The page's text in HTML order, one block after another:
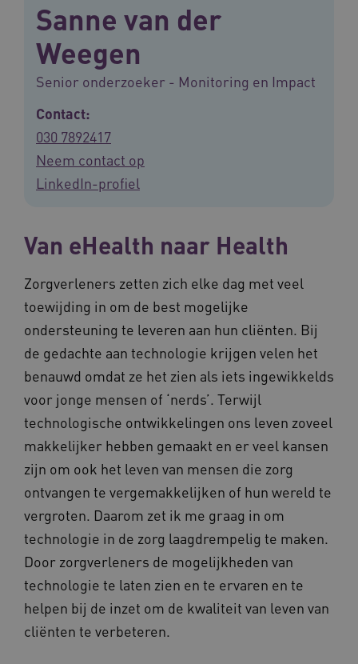
Sanne van der
Weegen
Senior onderzoeker - Monitoring en Impact
Contact:
030 7892417
Neem contact op
LinkedIn-profiel
Van eHealth naar Health
Zorgverleners zetten zich elke dag met veel
toewijding in om de best mogelijke
ondersteuning te leveren aan hun cliënten. Bij
de gedachte aan technologie krijgen velen het
benauwd omdat ze het zien als iets ingewikkelds
voor jonge mensen of ‘nerds’. Terwijl
technologische ontwikkelingen ons leven zoveel
makkelijker hebben gemaakt en er veel kansen
zijn om ook het leven van mensen die zorg
ontvangen te vergemakkelijken of hun wereld te
vergroten. Daarom zet ik me graag in om
technologie in de zorg laagdrempelig te maken.
Door zorgverleners de mogelijkheden van
technologie te laten zien en te ervaren en te
helpen bij de inzet om de kwaliteit van leven van
cliënten te verbeteren.